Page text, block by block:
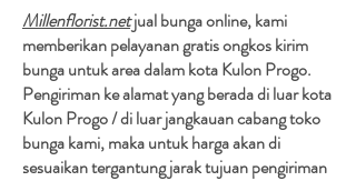
Millenflorist.netjual bunga online, kami
memberikan pelayanan gratis ongkos kirim
bunga untuk area dalam kota Kulon Progo.
Pengiriman ke alamat yang berada di luar kota
Kulon Progo / di luar jangkauan cabang toko
bunga kami, maka untuk harga akan di
sesuaikan tergantung jarak tujuan pengiriman​